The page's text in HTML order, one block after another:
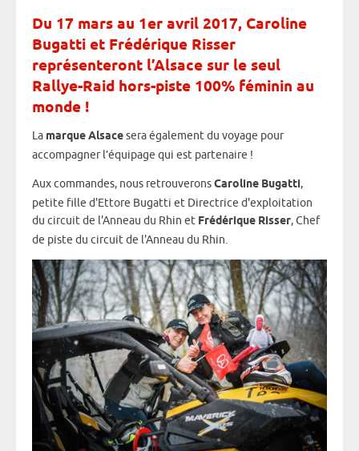
Du 17 mars au 1er avril 2017, Caroline
Bugatti et Frédérique Risser
représenteront l’Alsace sur le seul
Rallye-Raid hors-piste 100% féminin au
monde !
La marque Alsacesera également du voyage pour
accompagner l’équipage qui est partenaire !
Aux commandes, nous retrouveronsCaroline Bugatti,
petite fille d'Ettore Bugatti et Directrice d'exploitation
du circuit de l'Anneau du Rhin et Frédérique Risser, Chef
de piste du circuit de l'Anneau du Rhin.